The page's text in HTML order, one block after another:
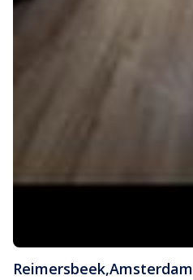
Reimersbeek,Amsterdam